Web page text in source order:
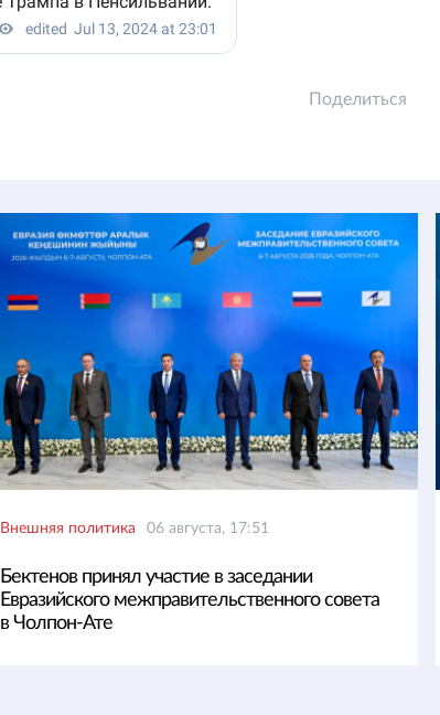
Поделиться
Внешняя политика 06 августа, 17:51
Бектенов принял участие в заседании
Евразийского межправительственного совета
в Чолпон-Ате